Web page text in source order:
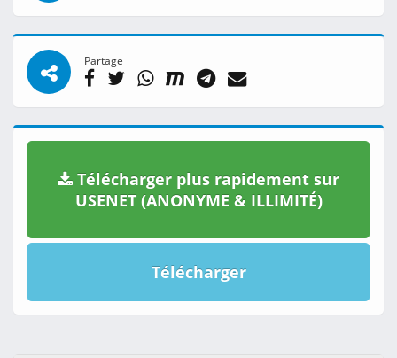
Partage
Télécharger plus rapidement sur
USENET (ANONYME & ILLIMITÉ)
Télécharger